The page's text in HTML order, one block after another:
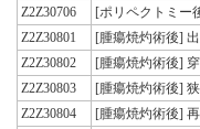
Z2Z30706
[ポリペクトミー
Z2Z30801
[腫瘍焼灼術後]
Z2Z30802
[腫瘍焼灼術後]
Z2Z30803
[腫瘍焼灼術後]
Z2Z30804
[腫瘍焼灼術後]